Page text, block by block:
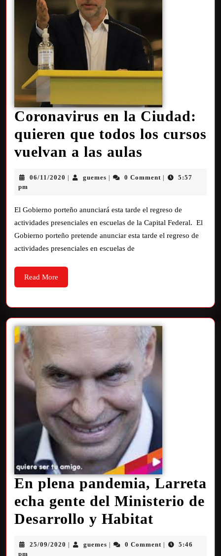
Coronavirus en la Ciudad:
quieren que todos los cursos
vuelvan a las aulas
06/11/2020 guemes 0 Comment
5:57
pm
El Gobierno porteño anunciará esta tarde el regreso de
actividades presenciales en escuelas de la Capital Federal. El
Gobierno porteño pretende anunciar esta tarde el regreso de
actividades presenciales en escuelas de
Read More
En plena pandemia, Larreta
echa gente del Ministerio de
Desarrollo y Habitat
25/09/2020 guemes 0 Comment
5:46
pm